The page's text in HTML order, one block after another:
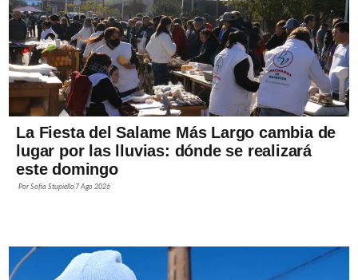
La Fiesta del Salame Más Largo cambia de
lugar por las lluvias: dónde se realizará
este domingo
PorSofía Stupiello 7 Ago 2026